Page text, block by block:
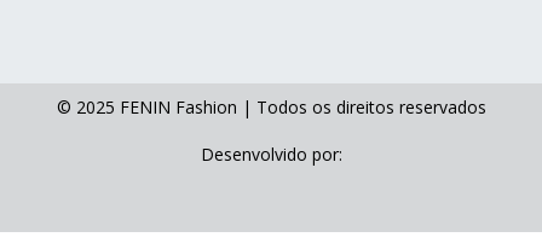
© 2025 FENIN Fashion | Todos os direitos reservados
Desenvolvido por: